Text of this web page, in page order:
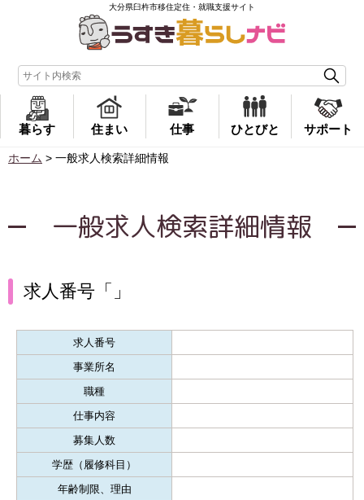
大分県臼杵市移住定住・就職支援サイト
暮らす 住まい 仕事 ひとびと サポート
ホーム > 一般求人検索詳細情報
一般求人検索詳細情報
求人番号「」
求人番号
事業所名
職種
仕事内容
募集人数
学歴（履修科目）
年齢制限、理由